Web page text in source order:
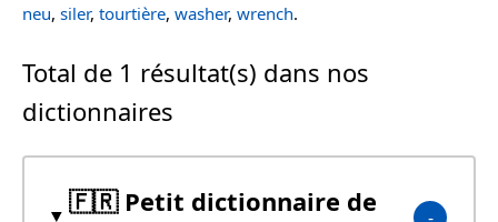
neu, siler, tourtière, washer, wrench.
Total de 1 résultat(s) dans nos
dictionnaires
🇫🇷 Petit dictionnaire de